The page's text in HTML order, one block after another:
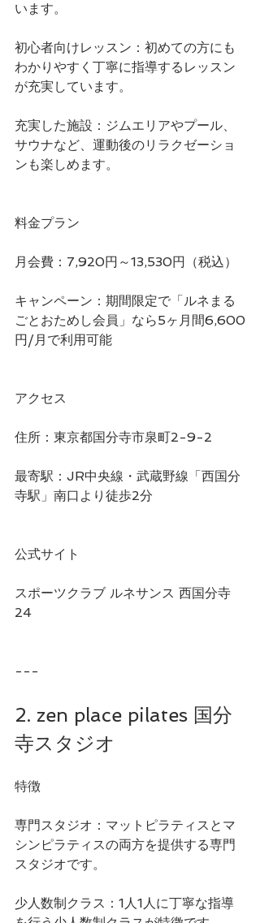
います。
初心者向けレッスン：初めての方にも
わかりやすく丁寧に指導するレッスン
が充実しています。
充実した施設：ジムエリアやプール、
サウナなど、運動後のリラクゼーショ
ンも楽しめます。
料金プラン
月会費：7,920円～13,530円（税込）
キャンペーン：期間限定で「ルネまる
ごとおためし会員」なら5ヶ月間6,600
円/月で利用可能
アクセス
住所：東京都国分寺市泉町2-9-2
最寄駅：JR中央線・武蔵野線「西国分
寺駅」南口より徒歩2分
公式サイト
スポーツクラブ ルネサンス 西国分寺
24
---
2. zen place pilates 国分
寺スタジオ
特徴
専門スタジオ：マットピラティスとマ
シンピラティスの両方を提供する専門
スタジオです。
少人数制クラス：1人1人に丁寧な指導